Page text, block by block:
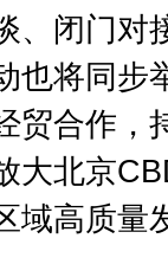
闭门对
也将同步
贸合作，
大北京
域高质量